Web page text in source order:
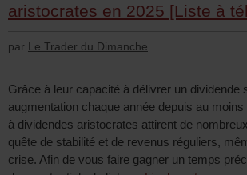
aristocrates en 2025 [Liste à
par Le Trader du Dimanche
Grâce à leur capacité à délivrer un dividende
augmentation chaque année depuis au
à dividendes aristocrates attirent de
quête de stabilité et de revenus réguliers,
crise. Afin de vous faire gagner un temps